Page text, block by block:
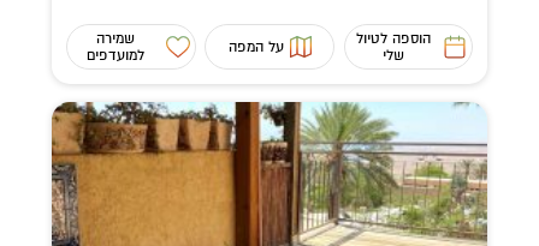
הוספה לטיול
שלי
על המפה
שמירה
למועדפים